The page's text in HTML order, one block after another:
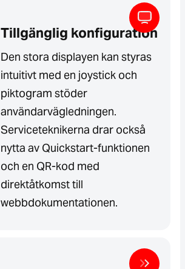
Tillgänglig konfiguration
Den stora displayen kan styras
intuitivt med en joystick och
piktogram stöder
användarvägledningen.
Serviceteknikerna drar också
nytta av Quickstart-funktionen
och en QR-kod med
direktåtkomst till
webbdokumentationen.